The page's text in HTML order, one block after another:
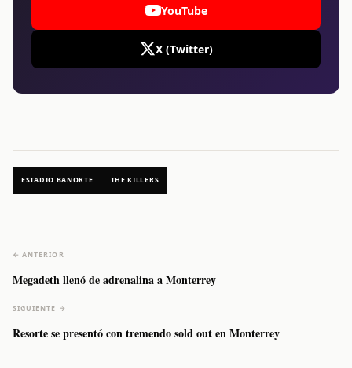
YouTube
X (Twitter)
ESTADIO BANORTE THE KILLERS
← ANTERIOR
Megadeth llenó de adrenalina a Monterrey
SIGUIENTE →
Resorte se presentó con tremendo sold out en Monterrey